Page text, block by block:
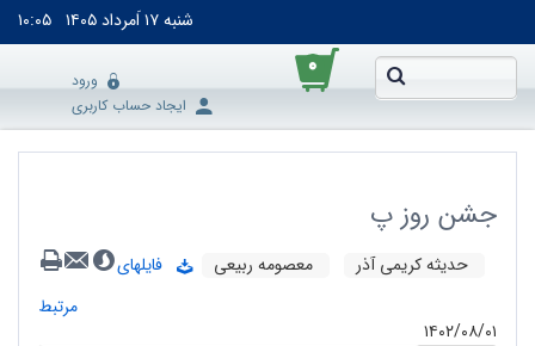
شنبه۱۷ اَمرداد ۱۴۰۵ ۱۰:۰۵
۰
ورود
ایجاد حساب کاربری
جشن روز پ
حدیثه کریمی آذر معصومه ربیعی
فایلهای
مرتبط
۱۴۰۲/۰۸/۰۱